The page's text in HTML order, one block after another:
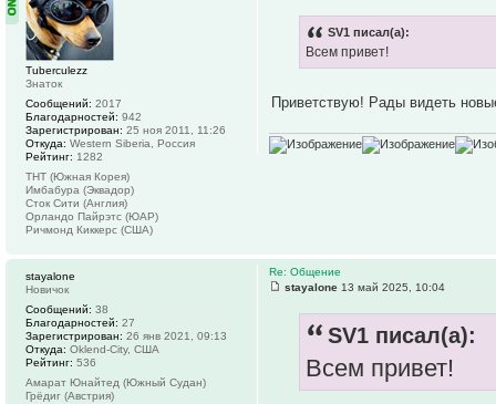
SV1 писал(а):
Всем привет!
Приветствую! Рады видеть
Tuberculezz
Знаток
Сообщений: 2017
Благодарностей: 942
Зарегистрирован: 25 ноя 2011, 11:26
Откуда: Western Siberia, Россия
Рейтинг: 1282
ТНТ (Южная Корея)
Имбабура (Эквадор)
Сток Сити (Англия)
Орландо Пайрэтс (ЮАР)
Ричмонд Киккерс (США)
Re: Общение
stayalone 13 май 2025, 10:04
SV1 писал(а):
Всем привет!
stayalone
Новичок
Сообщений: 38
Благодарностей: 27
Зарегистрирован: 26 янв 2021, 09:13
Откуда: Oklend-City, США
Рейтинг: 536
Амарат Юнайтед (Южный Судан)
Грёдиг (Австрия)